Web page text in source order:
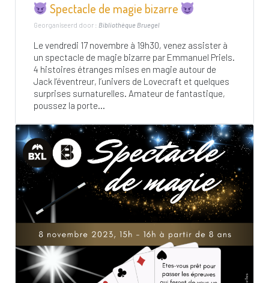
Spectacle de magie bizarre
Georganiseerd door : Bibliothèque Bruegel
Le vendredi 17 novembre à 19h30, venez assister à
un spectacle de magie bizarre par Emmanuel Priels.
4 histoires étranges mises en magie autour de
Jack l’éventreur, l’univers de Lovecraft et quelques
surprises surnaturelles. Amateur de fantastique,
poussez la porte...